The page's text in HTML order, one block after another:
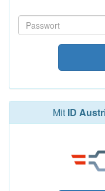
Mit ID